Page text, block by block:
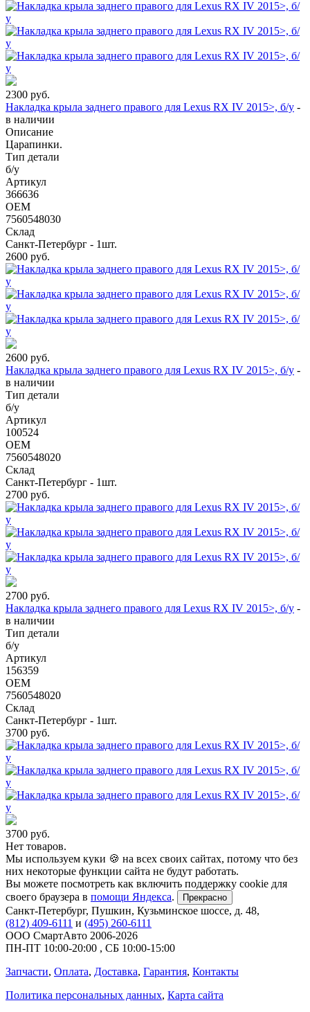
2300 руб.
Накладка крыла заднего правого для Lexus RX IV 2015>, б/у -
в наличии
Описание
Царапинки.
Тип детали
б/у
Артикул
366636
OEM
7560548030
Склад
Санкт-Петербург - 1шт.
2600 руб.
2600 руб.
Накладка крыла заднего правого для Lexus RX IV 2015>, б/у -
в наличии
Тип детали
б/у
Артикул
100524
OEM
7560548020
Склад
Санкт-Петербург - 1шт.
2700 руб.
2700 руб.
Накладка крыла заднего правого для Lexus RX IV 2015>, б/у -
в наличии
Тип детали
б/у
Артикул
156359
OEM
7560548020
Склад
Санкт-Петербург - 1шт.
3700 руб.
3700 руб.
Нет товаров.
Мы используем куки 🍪 на всех своих сайтах, потому что без
них некоторые функции сайта не будут работать.
Вы можете посмотреть как включить поддержку cookie для
своего браузера в помощи Яндекса. Прекрасно
Санкт-Петербург, Пушкин, Кузьминское шоссе, д. 48,
(812) 409-6111 и (495) 260-6111
ООО СмартАвто 2006-2026
ПН-ПТ 10:00-20:00 , СБ 10:00-15:00
Запчасти, Оплата, Доставка, Гарантия, Контакты
Политика персональных данных, Карта сайта